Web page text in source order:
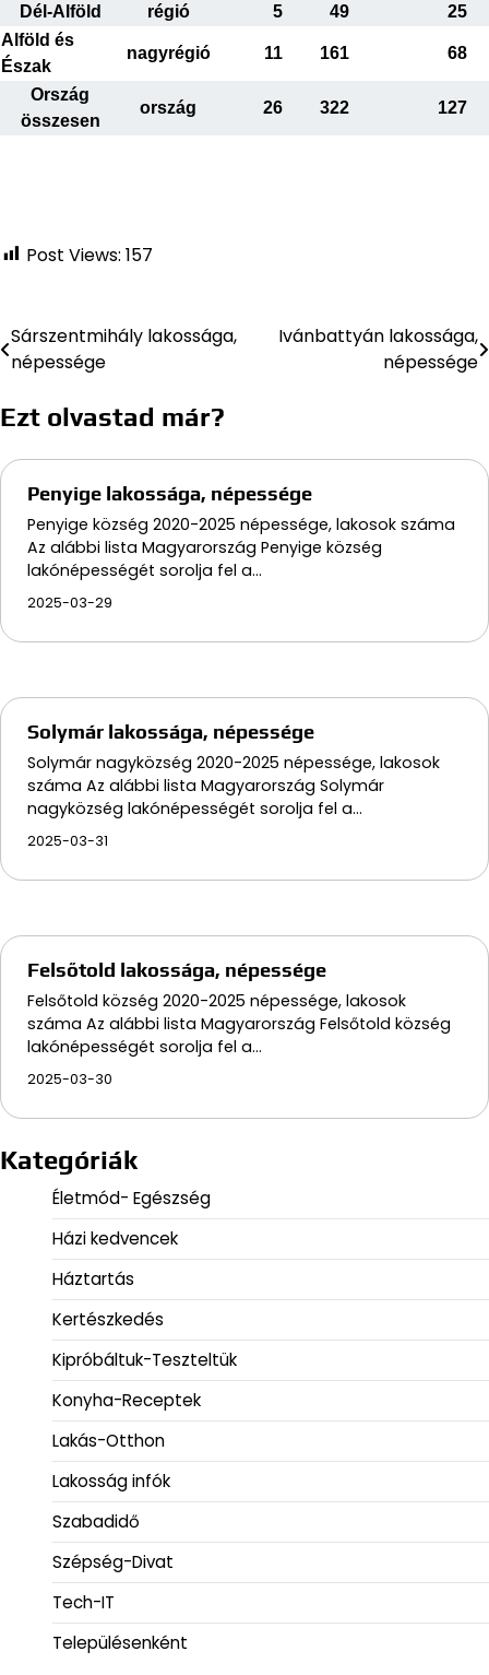
Dél-Alföld régió 5 49
25
Alföld és
Észak
nagyrégió 11 161 68
Ország
összesen
ország 26 322 127
Post Views: 157
Bejegyzés
navigáció
Sárszentmihály lakossága,
népessége
Ivánbattyán lakossága,
népessége
Ezt olvastad már?
Penyige lakossága, népessége
Penyige község 2020-2025 népessége, lakosok száma
Az alábbi lista Magyarország Penyige község
lakónépességét sorolja fel a…
2025-03-29
Solymár lakossága, népessége
Solymár nagyközség 2020-2025 népessége, lakosok
száma Az alábbi lista Magyarország Solymár
nagyközség lakónépességét sorolja fel a…
2025-03-31
Felsőtold lakossága, népessége
Felsőtold község 2020-2025 népessége, lakosok
száma Az alábbi lista Magyarország Felsőtold község
lakónépességét sorolja fel a…
2025-03-30
Kategóriák
Életmód- Egészség
Házi kedvencek
Háztartás
Kertészkedés
Kipróbáltuk-Teszteltük
Konyha-Receptek
Lakás-Otthon
Lakosság infók
Szabadidő
Szépség-Divat
Tech-IT
Településenként